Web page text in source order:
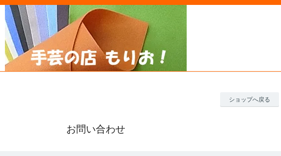
ショップへ戻る
お問い合わせ